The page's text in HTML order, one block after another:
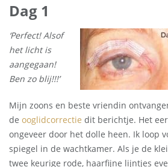
Dag 1
‘Perfect! Alsof
het licht is
aangegaan!
Ben zo blij!!!’
Mijn zoons en beste vriendin
de ooglidcorrectie dit berichtje. Het
ongeveer door het dolle heen. Ik loop
spiegel in de wachtkamer. Als je de
twee keurige rode, haarfijne lijntjes